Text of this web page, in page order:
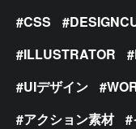
CSS
ILLUSTRATOR
UIデザイン
アクション素材